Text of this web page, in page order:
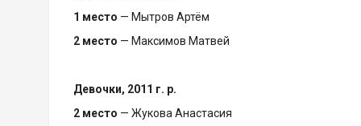
1 место — Мытров Артём
2 место — Максимов Матвей
Девочки, 2011 г. р.
2 место — Жукова Анастасия